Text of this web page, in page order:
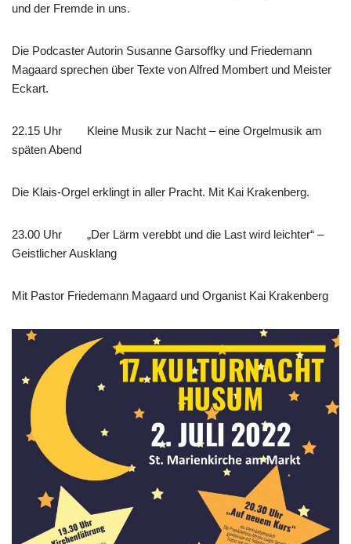
und der Fremde in uns.
Die Podcaster Autorin Susanne Garsoffky und Friedemann
Magaard sprechen über Texte von Alfred Mombert und Meister
Eckart.
22.15 Uhr Kleine Musik zur Nacht – eine Orgelmusik am
späten Abend
Die Klais-Orgel erklingt in aller Pracht. Mit Kai Krakenberg.
23.00 Uhr „Der Lärm verebbt und die Last wird leichter“ –
Geistlicher Ausklang
Mit Pastor Friedemann Magaard und Organist Kai Krakenberg